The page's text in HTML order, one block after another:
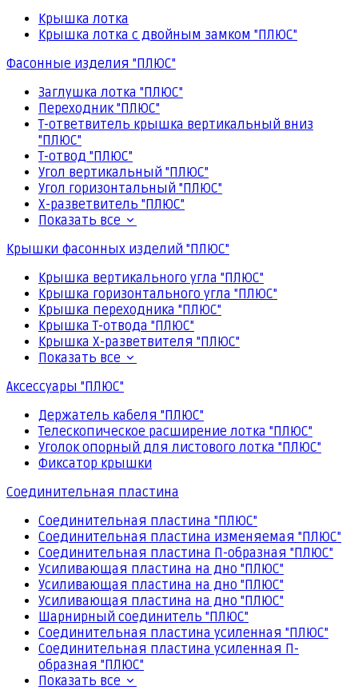
Крышка лотка
Крышка лотка с двойным замком "ПЛЮС"
Фасонные изделия "ПЛЮС"
Заглушка лотка "ПЛЮС"
Переходник "ПЛЮС"
Т-ответвитель крышка вертикальный вниз
"ПЛЮС"
Т-отвод "ПЛЮС"
Угол вертикальный "ПЛЮС"
Угол горизонтальный "ПЛЮС"
Х-разветвитель "ПЛЮС"
Показать все
Крышки фасонных изделий "ПЛЮС"
Крышка вертикального угла "ПЛЮС"
Крышка горизонтального угла "ПЛЮС"
Крышка переходника "ПЛЮС"
Крышка Т-отвода "ПЛЮС"
Крышка Х-разветвителя "ПЛЮС"
Показать все
Аксессуары "ПЛЮС"
Держатель кабеля "ПЛЮС"
Телескопическое расширение лотка "ПЛЮС"
Уголок опорный для листового лотка "ПЛЮС"
Фиксатор крышки
Соединительная пластина
Соединительная пластина "ПЛЮС"
Соединительная пластина изменяемая "ПЛЮС"
Соединительная пластина П-образная "ПЛЮС"
Усиливающая пластина на дно "ПЛЮС"
Усиливающая пластина на дно "ПЛЮС"
Усиливающая пластина на дно "ПЛЮС"
Шарнирный соединитель "ПЛЮС"
Соединительная пластина усиленная "ПЛЮС"
Соединительная пластина усиленная П-
образная "ПЛЮС"
Показать все